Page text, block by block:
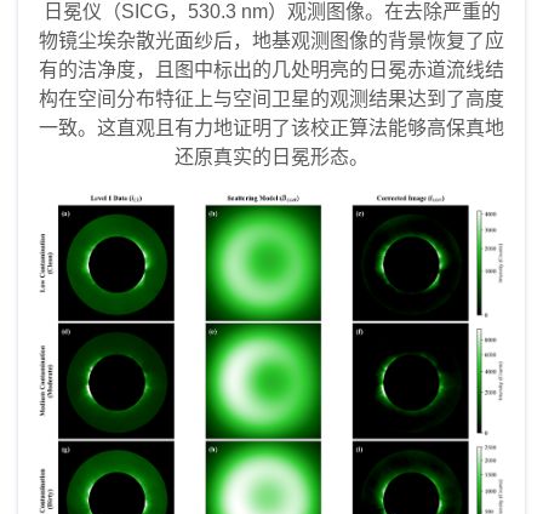
日冕仪（SICG，530.3 nm）观测图像。在去除严重的
物镜尘埃杂散光面纱后，地基观测图像的背景恢复了应
有的洁净度，且图中标出的几处明亮的日冕赤道流线结
构在空间分布特征上与空间卫星的观测结果达到了高度
一致。这直观且有力地证明了该校正算法能够高保真地
还原真实的日冕形态。